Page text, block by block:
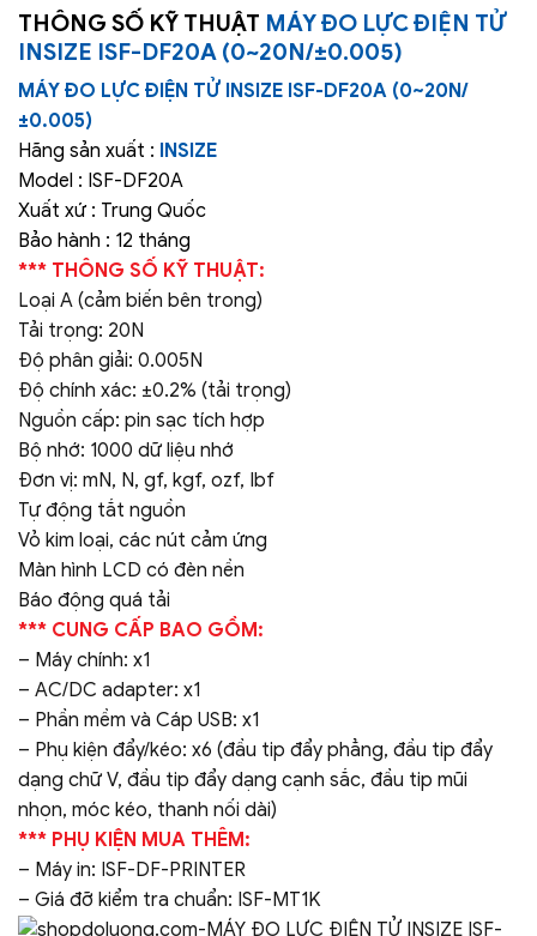
THÔNG SỐ KỸ THUẬT MÁY ĐO LỰC ĐIỆN TỬ
INSIZE ISF-DF20A (0~20N/±0.005)
MÁY ĐO LỰC ĐIỆN TỬ INSIZE ISF-DF20A (0~20N/
±0.005)
Hãng sản xuất : INSIZE
Model : ISF-DF20A
Xuất xứ : Trung Quốc
Bảo hành : 12 tháng
*** THÔNG SỐ KỸ THUẬT:
Loại A (cảm biến bên trong)
Tải trọng: 20N
Độ phân giải: 0.005N
Độ chính xác: ±0.2% (tải trọng)
Nguồn cấp: pin sạc tích hợp
Bộ nhớ: 1000 dữ liệu nhớ
Đơn vị: mN, N, gf, kgf, ozf, Ibf
Tự động tắt nguồn
Vỏ kim loại, các nút cảm ứng
Màn hình LCD có đèn nền
Báo động quá tải
*** CUNG CẤP BAO GỒM:
– Máy chính: x1
– AC/DC adapter: x1
– Phần mềm và Cáp USB: x1
– Phụ kiện đẩy/kéo: x6 (đầu tip đẩy phẳng, đầu tip đẩy
dạng chữ V, đầu tip đẩy dạng cạnh sắc, đầu tip mũi
nhọn, móc kéo, thanh nối dài)
*** PHỤ KIỆN MUA THÊM:
– Máy in: ISF-DF-PRINTER
– Giá đỡ kiểm tra chuẩn: ISF-MT1K